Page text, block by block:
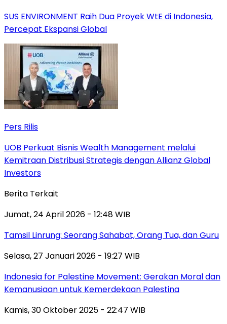
SUS ENVIRONMENT Raih Dua Proyek WtE di Indonesia,
Percepat Ekspansi Global
Pers Rilis
UOB Perkuat Bisnis Wealth Management melalui
Kemitraan Distribusi Strategis dengan Allianz Global
Investors
Berita Terkait
Jumat, 24 April 2026 - 12:48 WIB
Tamsil Linrung: Seorang Sahabat, Orang Tua, dan Guru
Selasa, 27 Januari 2026 - 19:27 WIB
Indonesia for Palestine Movement: Gerakan Moral dan
Kemanusiaan untuk Kemerdekaan Palestina
Kamis, 30 Oktober 2025 - 22:47 WIB